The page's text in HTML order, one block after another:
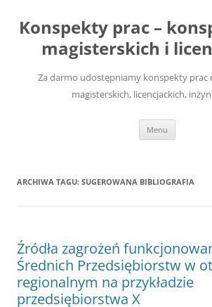
treści
Konspekty prac –
magisterskich i
Za darmo udostępniamy konspekty prac
magisterskich, licencjackich,
Menu
ARCHIWA TAGU: SUGEROWANA BIBLIOGRAFIA
Źródła zagrożeń
Średnich Przedsiębiorstw w
regionalnym na przykładzie
przedsiębiorstwa X